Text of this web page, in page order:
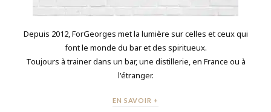
Depuis 2012, ForGeorges met la lumière sur celles et ceux qui
font le monde du bar et des spiritueux.
Toujours à trainer dans un bar, une distillerie, en France ou à
l'étranger.
EN SAVOIR +